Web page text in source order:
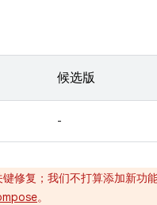
候选版
-
修复；我们不打算添加新功
。